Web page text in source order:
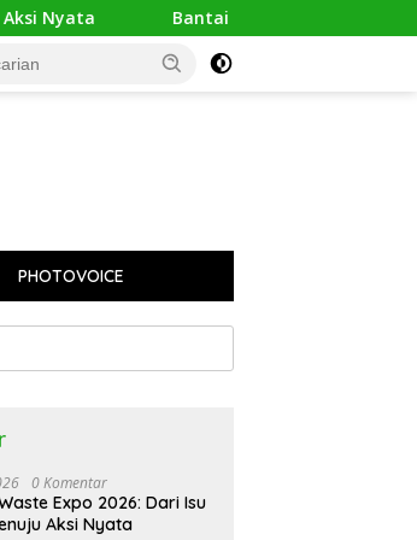
Bantai 2.600 Trenggiling Demi
PHOTOVOICE
0 Komentar
Expo 2026: Dari Isu
Aksi Nyata